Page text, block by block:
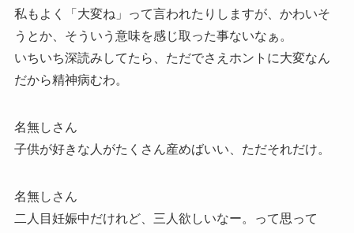
私もよく「大変ね」って言われたりしますが、かわいそ
うとか、そういう意味を感じ取った事ないなぁ。
いちいち深読みしてたら、ただでさえホントに大変なん
だから精神病むわ。
名無しさん
子供が好きな人がたくさん産めばいい、ただそれだけ。
名無しさん
二人目妊娠中だけれど、三人欲しいなー。って思って